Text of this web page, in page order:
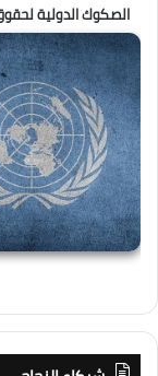
الصكوك الدولية